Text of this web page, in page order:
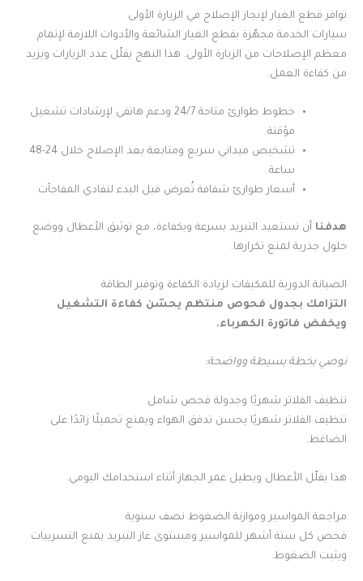
توافر قطع الغيار لإنجاز الإصلاح في الزيارة الأولى
سيارات الخدمة مجهّزة بقطع الغيار الشائعة والأدوات اللازمة لإتمام
معظم الإصلاحات من الزيارة الأولى. هذا النهج يقلّل عدد الزيارات ويزيد
من كفاءة العمل.
خطوط طوارئ متاحة 24/7 ودعم هاتفي لإرشادات تشغيل
مؤقتة.
تشخيص ميداني سريع ومتابعة بعد الإصلاح خلال 24-48
ساعة.
أسعار طوارئ شفافة تُعرض قبل البدء لتفادي المفاجآت.
هدفنا أن تستعيد التبريد بسرعة وبكفاءة، مع توثيق الأعطال ووضع
حلول جذرية لمنع تكرارها.
الصيانة الدورية للمكيفات لزيادة الكفاءة وتوفير الطاقة
التزامك بجدول فحوص منتظم يحسّن كفاءة التشغيل
ويخفض فاتورة الكهرباء.
نوصي بخطة بسيطة وواضحة:
تنظيف الفلاتر شهريًا وجدولة فحص شامل
تنظيف الفلاتر شهريًا يحسن تدفق الهواء ويمنع تحميلًا زائدًا على
الضاغط.
هذا يقلّل الأعطال ويطيل عمر الجهاز أثناء استخدامك اليومي.
مراجعة المواسير وموازنة الضغوط نصف سنوية
فحص كل ستة أشهر للمواسير ومستوى غاز التبريد يمنع التسريبات
ويثبت الضغوط.